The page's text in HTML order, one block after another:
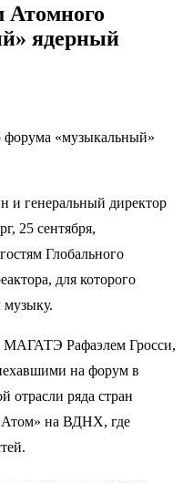
Атомного
ядерный
и генеральный директор
25 сентября,
Глобального
для которого
музыку.
МАГАТЭ Рафаэлем Гросси,
на форум в
отрасли ряда стран
на ВДНХ, где